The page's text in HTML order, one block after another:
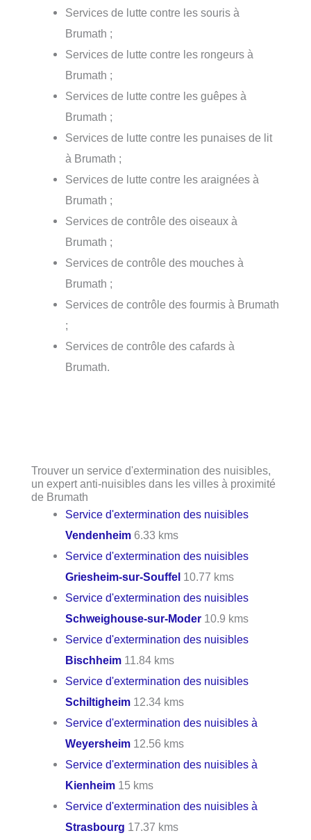
Services de lutte contre les souris à
Brumath ;
Services de lutte contre les rongeurs à
Brumath ;
Services de lutte contre les guêpes à
Brumath ;
Services de lutte contre les punaises de lit
à Brumath ;
Services de lutte contre les araignées à
Brumath ;
Services de contrôle des oiseaux à
Brumath ;
Services de contrôle des mouches à
Brumath ;
Services de contrôle des fourmis à Brumath
;
Services de contrôle des cafards à
Brumath.
Trouver un service d'extermination des nuisibles,
un expert anti-nuisibles dans les villes à proximité
de Brumath
Service d'extermination des nuisibles
Vendenheim 6.33 kms
Service d'extermination des nuisibles
Griesheim-sur-Souffel 10.77 kms
Service d'extermination des nuisibles
Schweighouse-sur-Moder 10.9 kms
Service d'extermination des nuisibles
Bischheim 11.84 kms
Service d'extermination des nuisibles
Schiltigheim 12.34 kms
Service d'extermination des nuisibles à
Weyersheim 12.56 kms
Service d'extermination des nuisibles à
Kienheim 15 kms
Service d'extermination des nuisibles à
Strasbourg 17.37 kms